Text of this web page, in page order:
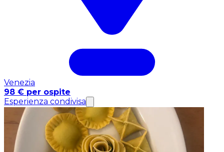
Venezia
98 € per ospite
Esperienza condivisa